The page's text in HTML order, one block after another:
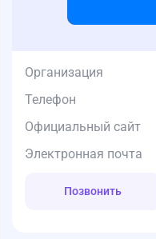
Организация
Телефон
Официальный сайт
Электронная почта
Позвонить